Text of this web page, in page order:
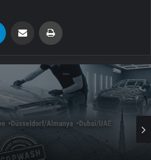
Email'den paylaş
Sunucu Hizmetleri